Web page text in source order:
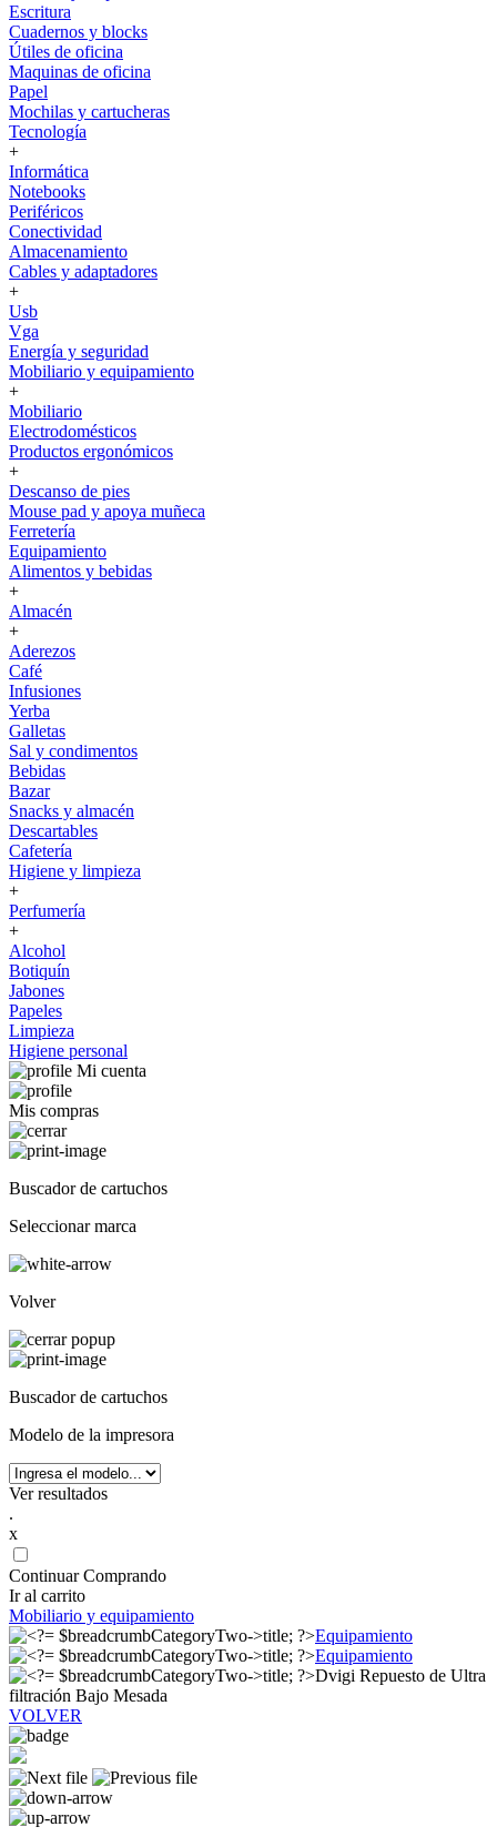
Escritura
Cuadernos y blocks
Útiles de oficina
Maquinas de oficina
Papel
Mochilas y cartucheras
Tecnología
+
Informática
Notebooks
Periféricos
Conectividad
Almacenamiento
Cables y adaptadores
+
Usb
Vga
Energía y seguridad
Mobiliario y equipamiento
+
Mobiliario
Electrodomésticos
Productos ergonómicos
+
Descanso de pies
Mouse pad y apoya muñeca
Ferretería
Equipamiento
Alimentos y bebidas
+
Almacén
+
Aderezos
Café
Infusiones
Yerba
Galletas
Sal y condimentos
Bebidas
Bazar
Snacks y almacén
Descartables
Cafetería
Higiene y limpieza
+
Perfumería
+
Alcohol
Botiquín
Jabones
Papeles
Limpieza
Higiene personal
Mi cuenta
Mis compras
Buscador de cartuchos
Seleccionar marca
Volver
Buscador de cartuchos
Modelo de la impresora
Ver resultados
.
x
Continuar Comprando
Ir al carrito
Mobiliario y equipamiento
Equipamiento
Equipamiento
Dvigi Repuesto de Ultra
filtración Bajo Mesada
VOLVER